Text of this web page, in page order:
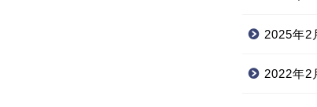
2025年2
2022年2